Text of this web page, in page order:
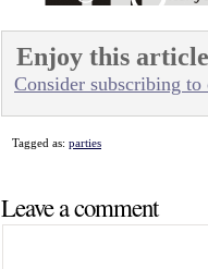
Enjoy this
Consider subscribing to
Tagged as: parties
Leave a comment